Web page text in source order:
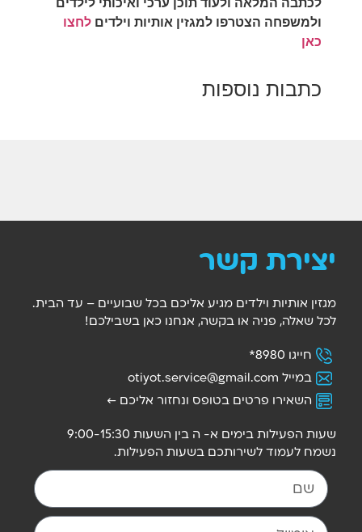
ולמשפחה הצטרפו למגזין אותיות וילדים לחצו
כאן
כתבות נוספות
יצירת קשר
מגזין אותיות וילדים מגיע אליכם בכל שבועיים – עד הבית.
לכל שאלה, פניה או בקשה, אנחנו כאן בשבילכם!
חייגו 8980*
במייל ‫ otiyot.service@gmail.com
השאירו פרטים בטופס ונחזור אליכם ←
שעות הפעילות בימים א- ה בין השעות 9:00-15:30
נשמח לעמוד לשירותכם בשעות הפעילות.